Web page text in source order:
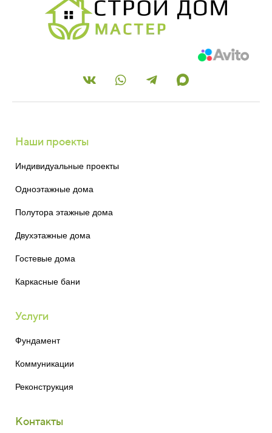
Наши проекты
Индивидуальные проекты
Одноэтажные дома
Полутора этажные дома
Двухэтажные дома
Гостевые дома
Каркасные бани
Услуги
Фундамент
Коммуникации
Реконструкция
Контакты